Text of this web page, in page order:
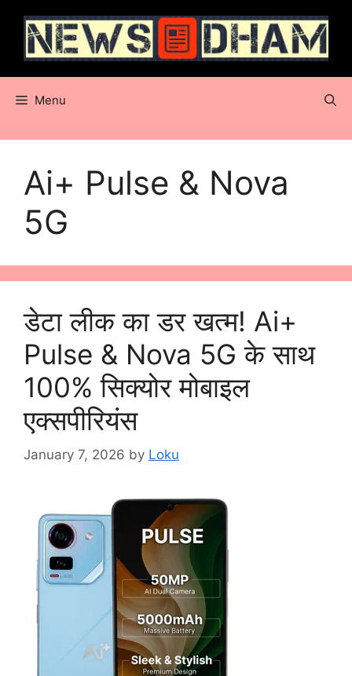
content
Menu
Ai+ Pulse & Nova
5G
डेटा लीक का डर खत्म! Ai+
Pulse & Nova 5G के साथ
100% सिक्योर मोबाइल
एक्सपीरियंस
January 7, 2026 by Loku